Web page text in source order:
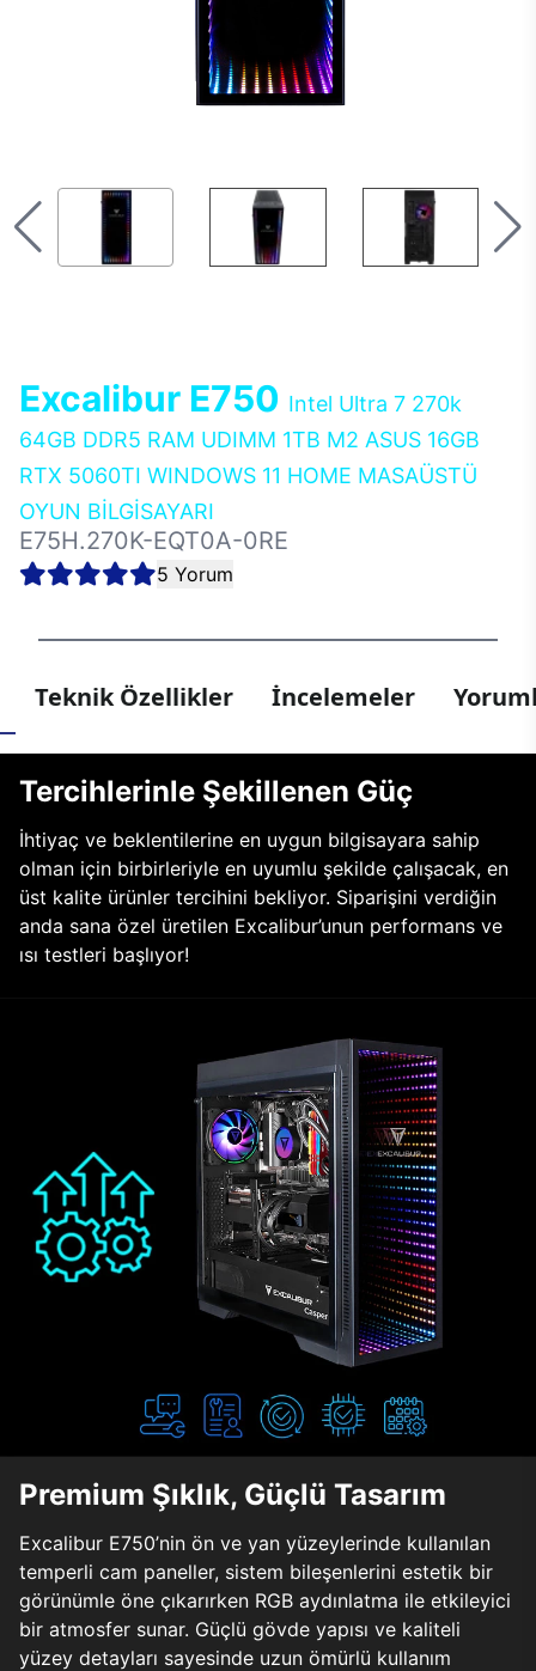
Excalibur E750 Intel Ultra 7 270k
64GB DDR5 RAM UDIMM 1TB M2 ASUS 16GB
RTX 5060TI WINDOWS 11 HOME MASAÜSTÜ
OYUN BİLGİSAYARI
E75H.270K-EQT0A-0RE
5 Yorum
Teknik Özellikler İncelemeler
Tercihlerinle Şekillenen Güç
İhtiyaç ve beklentilerine en uygun bilgisayara sahip
olman için birbirleriyle en uyumlu şekilde çalışacak, en
üst kalite ürünler tercihini bekliyor. Siparişini verdiğin
anda sana özel üretilen Excalibur’unun performans ve
ısı testleri başlıyor!
Premium Şıklık, Güçlü Tasarım
Excalibur E750’nin ön ve yan yüzeylerinde kullanılan
temperli cam paneller, sistem bileşenlerini estetik bir
görünümle öne çıkarırken RGB aydınlatma ile etkileyici
bir atmosfer sunar. Güçlü gövde yapısı ve kaliteli
yüzey detayları sayesinde uzun ömürlü kullanım